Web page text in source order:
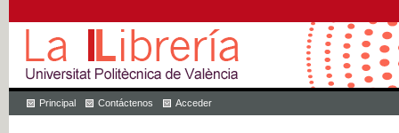
Principal Contáctenos Acceder